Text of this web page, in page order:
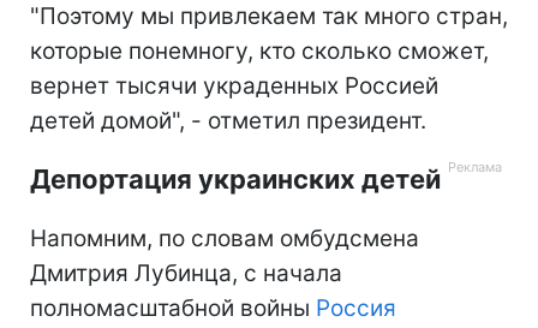
"Поэтому мы привлекаем так много стран,
которые понемногу, кто сколько сможет,
вернет тысячи украденных Россией
детей домой", - отметил президент.
Депортация украинских детей
Напомним, по словам омбудсмена
Дмитрия Лубинца, с начала
полномасштабной войны Россия